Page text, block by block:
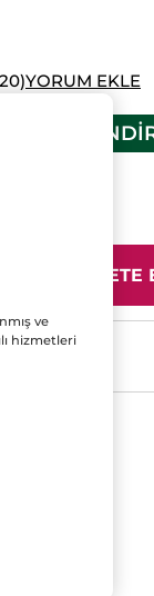
YORUM EKLE
300TL
SEPETE
ve
hizmetleri